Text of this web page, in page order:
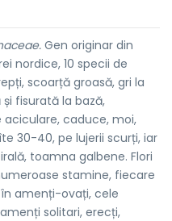
Gen originar din
nordice, 10 specii de
scoarță groasă, gri la
fisurată la bază,
aciculare, caduce, moi,
30-40, pe lujerii scurți, iar
toamna galbene. Flori
stamine, fiecare
amenți-ovați, cele
solitari, erecți,